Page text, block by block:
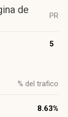
de
PR
5
% del trafico
8.63%